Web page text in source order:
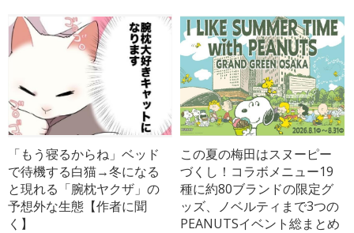
「もう寝るからね」ベッド
で待機する白猫→冬になる
と現れる「腕枕ヤクザ」の
予想外な生態【作者に聞
く】
この夏の梅田はスヌーピー
づくし！コラボメニュー19
種に約80ブランドの限定グ
ッズ、ノベルティまで3つの
PEANUTSイベント総まとめ